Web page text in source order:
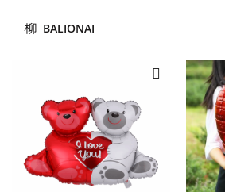
BALIONAI